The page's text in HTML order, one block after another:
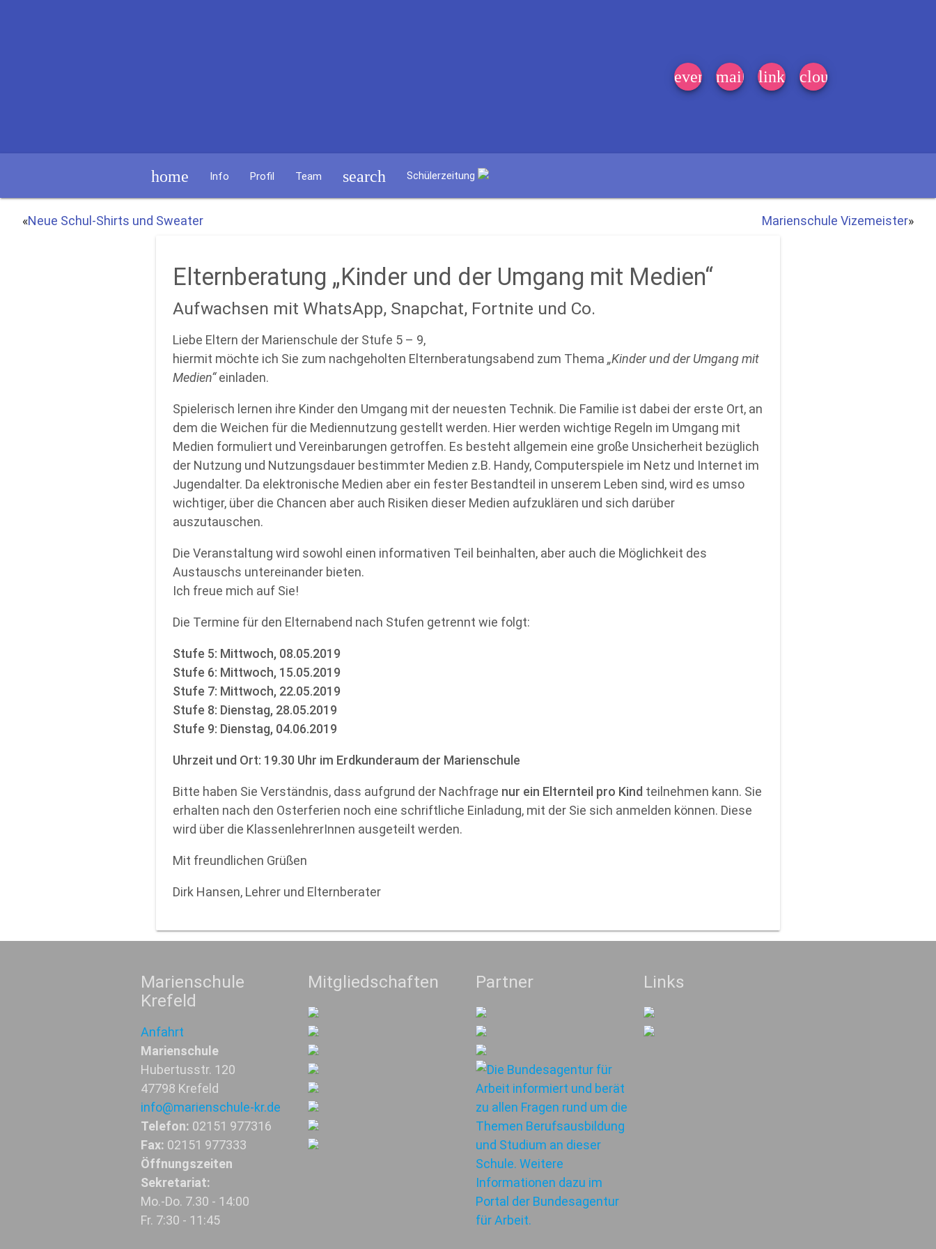
event_note
mail link cloud
home Info Profil Team search Schülerzeitung
«Neue Schul-Shirts und Sweater Marienschule Vizemeister»
Elternberatung „Kinder und der Umgang mit Medien“
Aufwachsen mit WhatsApp, Snapchat, Fortnite und Co.
Liebe Eltern der Marienschule der Stufe 5 – 9,
hiermit möchte ich Sie zum nachgeholten Elternberatungsabend zum Thema „Kinder und der Umgang mit
Medien“einladen.
Spielerisch lernen ihre Kinder den Umgang mit der neuesten Technik. Die Familie ist dabei der erste Ort, an
dem die Weichen für die Mediennutzung gestellt werden. Hier werden wichtige Regeln im Umgang mit
Medien formuliert und Vereinbarungen getroffen. Es besteht allgemein eine große Unsicherheit bezüglich
der Nutzung und Nutzungsdauer bestimmter Medien z.B. Handy, Computerspiele im Netz und Internet im
Jugendalter. Da elektronische Medien aber ein fester Bestandteil in unserem Leben sind, wird es umso
wichtiger, über die Chancen aber auch Risiken dieser Medien aufzuklären und sich darüber
auszutauschen.
Die Veranstaltung wird sowohl einen informativen Teil beinhalten, aber auch die Möglichkeit des
Austauschs untereinander bieten.
Ich freue mich auf Sie!
Die Termine für den Elternabend nach Stufen getrennt wie folgt:
Stufe 5: Mittwoch, 08.05.2019
Stufe 6: Mittwoch, 15.05.2019
Stufe 7: Mittwoch, 22.05.2019
Stufe 8: Dienstag, 28.05.2019
Stufe 9: Dienstag, 04.06.2019
Uhrzeit und Ort: 19.30 Uhr im Erdkunderaum der Marienschule
Bitte haben Sie Verständnis, dass aufgrund der Nachfrage nur ein Elternteil pro Kind teilnehmen kann. Sie
erhalten nach den Osterferien noch eine schriftliche Einladung, mit der Sie sich anmelden können. Diese
wird über die KlassenlehrerInnen ausgeteilt werden.
Mit freundlichen Grüßen
Dirk Hansen, Lehrer und Elternberater
Marienschule
Krefeld
Anfahrt
Marienschule
Hubertusstr. 120
47798 Krefeld
info@marienschule-kr.de
Telefon: 02151 977316
Fax: 02151 977333
Öffnungszeiten
Sekretariat:
Mo.-Do. 7.30 - 14:00
Fr. 7:30 - 11:45
Mitgliedschaften Partner Links